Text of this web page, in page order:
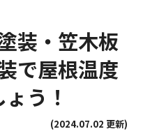
装・笠木板
で屋根温度
う！
(2024.07.02 更新)